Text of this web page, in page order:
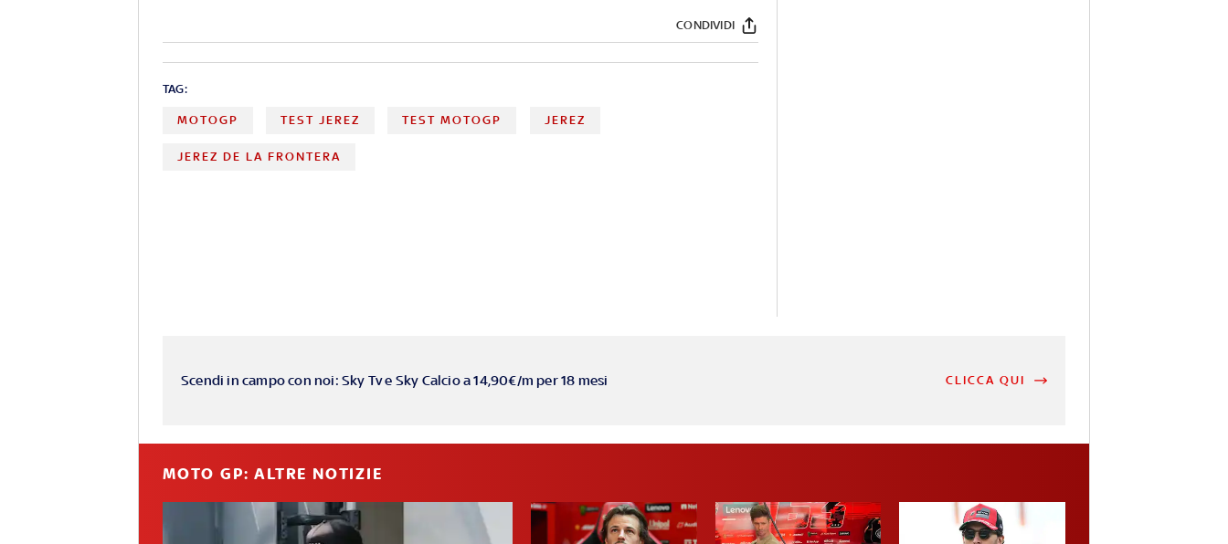
CONDIVIDI
TAG:
MOTOGP TEST JEREZ TEST MOTOGP JEREZ
JEREZ DE LA FRONTERA
Scendi in campo con noi: Sky Tv e Sky Calcio a 14,90€/m per 18 mesi CLICCA QUI
MOTO GP: ALTRE NOTIZIE